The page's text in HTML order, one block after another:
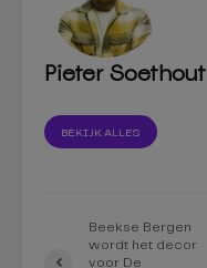
Pieter Soethout
BEKIJK ALLES
Beekse Bergen
wordt het decor
voor De